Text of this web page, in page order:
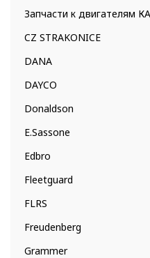
Запчасти к
CZ STRAKONICE
DANA
DAYCO
Donaldson
E.Sassone
Edbro
Fleetguard
FLRS
Freudenberg
Grammer